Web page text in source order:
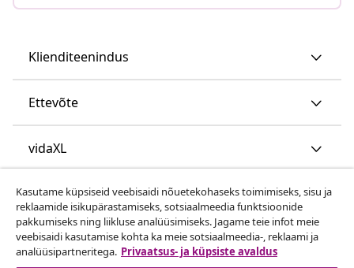
Klienditeenindus
Ettevõte
vidaXL
Vaata rohkem
Kasutame küpsiseid veebisaidi nõuetekohaseks toimimiseks, sisu ja
reklaamide isikupärastamiseks, sotsiaalmeedia funktsioonide
pakkumiseks ning liikluse analüüsimiseks. Jagame teie infot meie
veebisaidi kasutamise kohta ka meie sotsiaalmeedia-, reklaami ja
analüüsipartneritega. Privaatsus- ja küpsiste avaldus